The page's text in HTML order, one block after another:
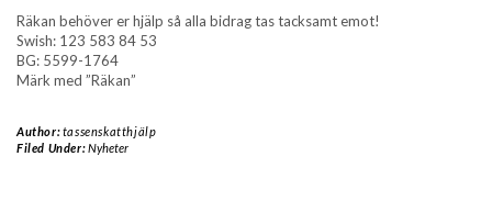
Räkan behöver er hjälp så alla bidrag tas tacksamt emot!
Swish: 123 583 84 53
BG: 5599-1764
Märk med ”Räkan”
Author:tassenskatthjälp
Filed Under:Nyheter